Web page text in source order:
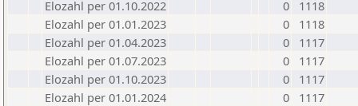
Elozahl per 01.10.2022
0
1118
Elozahl per 01.01.2023
0
1118
Elozahl per 01.04.2023
0
1117
Elozahl per 01.07.2023
0
1117
Elozahl per 01.10.2023
0
1117
Elozahl per 01.01.2024
0
1117